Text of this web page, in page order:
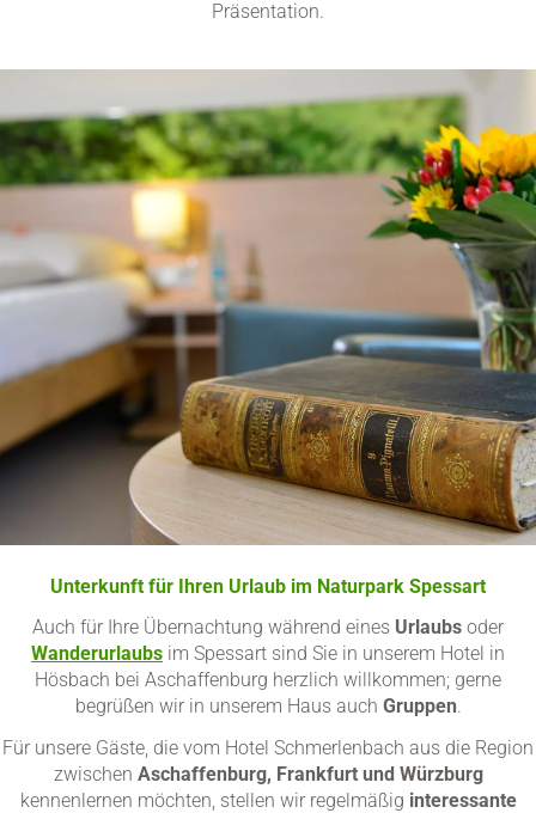
Präsentation.
Unterkunft für Ihren Urlaub im Naturpark Spessart
Auch für Ihre Übernachtung während eines Urlaubs oder
Wanderurlaubs im Spessart sind Sie in unserem Hotel in
Hösbach bei Aschaffenburg herzlich willkommen; gerne
begrüßen wir in unserem Haus auch Gruppen.
Für unsere Gäste, die vom Hotel Schmerlenbach aus die Region
zwischen Aschaffenburg, Frankfurt und Würzburg
kennenlernen möchten, stellen wir regelmäßig interessante